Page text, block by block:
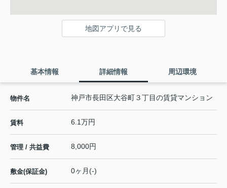
地図アプリで見る
基本情報 詳細情報 周辺環境
物件名 神戸市長田区大谷町３丁目の賃貸マンション
賃料 6.1万円
管理 / 共益費 8,000円
敷金(保証金) 0ヶ月(-)